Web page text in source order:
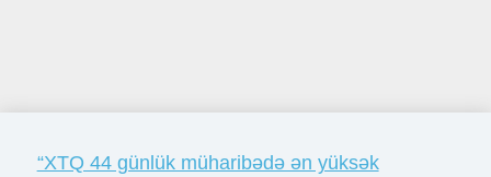
“XTQ 44 günlük müharibədə ən yüksək